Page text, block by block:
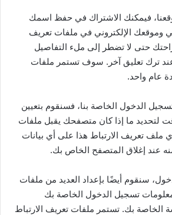
فيمكنك الاشتراك في حفظ اسمك
وموقعك الإلكتروني في ملفات تعريف
حتى لا تضطر إلى ملء التفاصيل
ترك تعليق آخر. سوف تستمر ملفات
عام واحد.
الدخول الخاصة بنا، فسنقوم بتعيين
لتحديد ما إذا كان متصفحك يقبل ملفات
ملف تعريف الارتباط هذا على أي بيانات
عند إغلاق المتصفح الخاص بك.
سنقوم أيضًا بإعداد العديد من ملفات
تسجيل الدخول الخاصة بك
الخاصة بك. تستمر ملفات تعريف الارتباط